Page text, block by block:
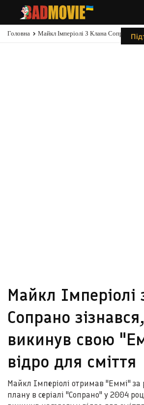
Головна Майкл Імперіолі З Клана Сопрано Зізнався, Що
Майкл Імперіолі
Сопрано
викинув свою
відро для сміття
Майкл Імперіолі отримав "Еммі" за
плану в серіалі "Сопрано" у 2004